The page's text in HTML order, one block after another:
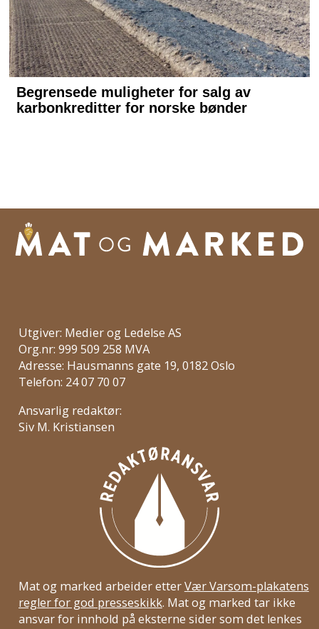
Utgiver: Medier og Ledelse AS
Org.nr: 999 509 258 MVA
Adresse: Hausmanns gate 19, 0182 Oslo
Telefon: 24 07 70 07
Ansvarlig redaktør:
Siv M. Kristiansen
Mat og marked arbeider etterVær Varsom-plakatens
regler for god presseskikk. Mat og marked tar ikke
ansvar for innhold på eksterne sider som det lenkes